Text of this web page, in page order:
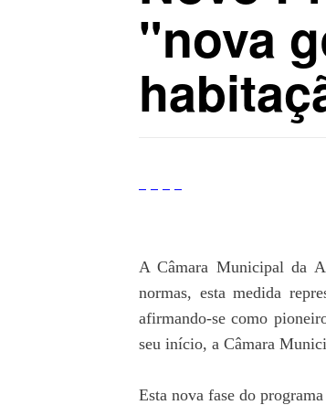
"nova
A Câmara Municipal da
normas, esta medida
afirmando-se como
seu início, a Câmara
Esta nova fase do